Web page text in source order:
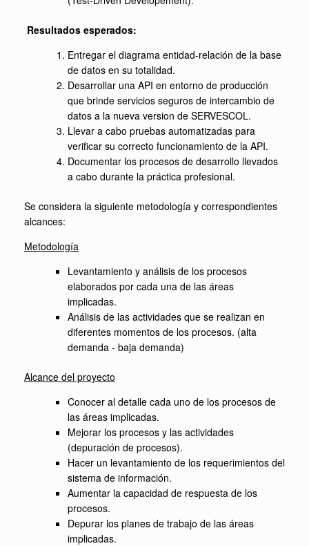
Resultados esperados:
Entregar el diagrama entidad-relación de la base
de datos en su totalidad.
Desarrollar una API en entorno de producción
que brinde servicios seguros de intercambio de
datos a la nueva version de SERVESCOL.
Llevar a cabo pruebas automatizadas para
verificar su correcto funcionamiento de la API.
Documentar los procesos de desarrollo llevados
a cabo durante la práctica profesional.
Se considera la siguiente metodología y correspondientes
alcances:
Metodología
Levantamiento y análisis de los procesos
elaborados por cada una de las áreas
implicadas.
Análisis de las actividades que se realizan en
diferentes momentos de los procesos. (alta
demanda - baja demanda)
Alcance del proyecto
Conocer al detalle cada uno de los procesos de
las áreas implicadas.
Mejorar los procesos y las actividades
(depuración de procesos).
Hacer un levantamiento de los requerimientos del
sistema de información.
Aumentar la capacidad de respuesta de los
procesos.
Depurar los planes de trabajo de las áreas
implicadas.